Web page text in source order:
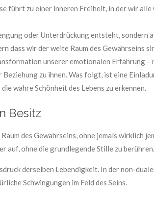
führt zu einer inneren Freiheit, in der wir
oder Unterdrückung entsteht,
dass wir der weite Raum des Gewahrseins
unserer emotionalen Erfahrung
zu ihnen. Was folgt, ist eine
wahre Schönheit des Lebens zu erkennen.
Besitz
des Gewahrseins, ohne jemals wirklich
auf, ohne die grundlegende Stille zu berühren.
derselben Lebendigkeit. In der non-
Schwingungen im Feld des Seins.